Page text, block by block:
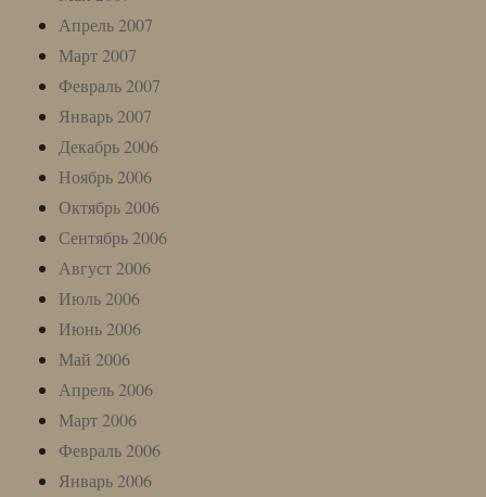
Апрель 2007
Март 2007
Февраль 2007
Январь 2007
Декабрь 2006
Ноябрь 2006
Октябрь 2006
Сентябрь 2006
Август 2006
Июль 2006
Июнь 2006
Май 2006
Апрель 2006
Март 2006
Февраль 2006
Январь 2006